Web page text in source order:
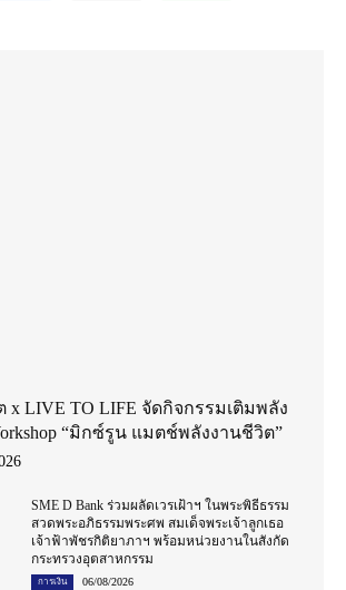
x LIVE TO LIFE จัดกิจกรรมเติมพลัง
“มิกซ์รูน แมตช์พลังงานชีวิต”
SME D Bank ร่วมผลัดเวรเฝ้าฯ ในพระพิธีธรรม
สวดพระอภิธรรมพระศพ สมเด็จพระเจ้าลูกเธอ
เจ้าฟ้าพัชรกิติยาภาฯ พร้อมหน่วยงานในสังกัด
กระทรวงอุตสาหกรรม
การเงิน 06/08/2026